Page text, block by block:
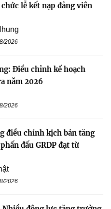
lễ kết nạp đảng viên
2026
Điều chỉnh kế hoạch
năm 2026
2026
điều chỉnh kịch bản tăng
đấu GRDP đạt từ
2026